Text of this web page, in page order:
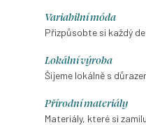
Variabilní móda
Přizpůsobte si každý
Lokální výroba
Šijeme lokálně s
Přírodní materiály
Materiály, které si